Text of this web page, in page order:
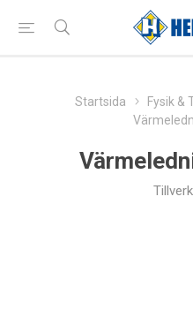
Startsida Fysik &